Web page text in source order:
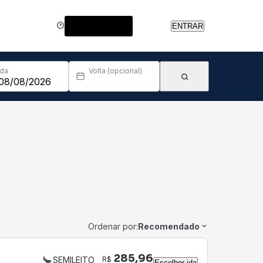
ENTRAR
Volta (opcional)
Ordenar por:Recomendado
SEMILEITO R$ 285,96